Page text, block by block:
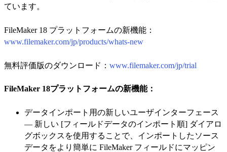
ています。
FileMaker 18 プラットフォームの新機能：
www.filemaker.com/jp/products/whats-new
無料評価版のダウンロード： www.filemaker.com/jp/trial
FileMaker 18プラットフォームの新機能：
データインポート用の新しいユーザインターフェース
— 新しい [フィールドデータのインポート順] ダイアロ
グボックスを使用することで、インポートしたソース
データをより簡単に FileMaker フィールドにマッピン